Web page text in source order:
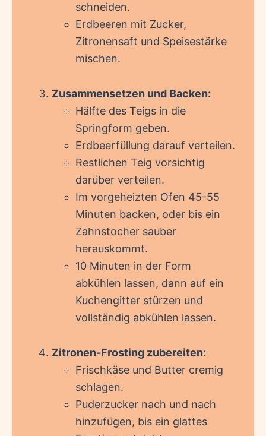
schneiden.
Erdbeeren mit Zucker,
Zitronensaft und Speisestärke
mischen.
Zusammensetzen und Backen:
Hälfte des Teigs in die
Springform geben.
Erdbeerfüllung darauf verteilen.
Restlichen Teig vorsichtig
darüber verteilen.
Im vorgeheizten Ofen 45-55
Minuten backen, oder bis ein
Zahnstocher sauber
herauskommt.
10 Minuten in der Form
abkühlen lassen, dann auf ein
Kuchengitter stürzen und
vollständig abkühlen lassen.
Zitronen-Frosting zubereiten:
Frischkäse und Butter cremig
schlagen.
Puderzucker nach und nach
hinzufügen, bis ein glattes